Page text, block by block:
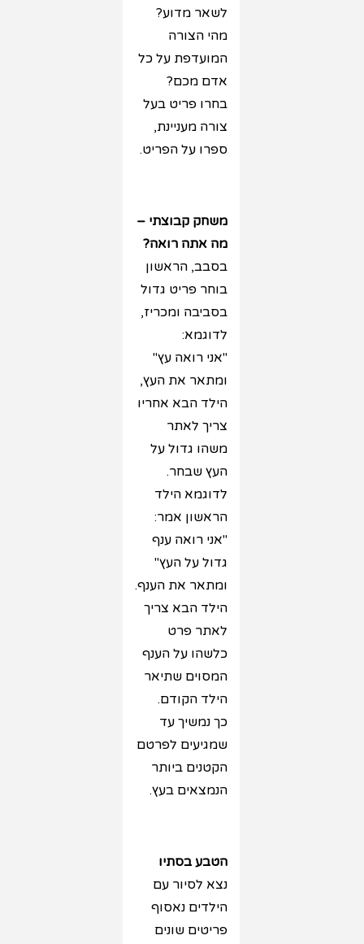
לשאר מדוע?
מהי הצורה
המועדפת על כל
אדם מכם?
בחרו פריט בעל
צורה מעניינת,
ספרו על הפריט.
משחק קבוצתי –
מה אתה רואה?
בסבב, הראשון
בוחר פריט גדול
בסביבה ומכריז,
לדוגמא:
"אני רואה עץ"
ומתאר את העץ,
הילד הבא אחריו
צריך לאתר
משהו גדול על
העץ שבחר.
לדוגמא הילד
הראשון אמר:
"אני רואה ענף
גדול על העץ"
ומתאר את הענף.
הילד הבא צריך
לאתר פרט
כלשהו על הענף
המסוים שתיאר
הילד הקודם.
כך נמשיך עד
שמגיעים לפרטם
הקטנים ביותר
הנמצאים בעץ.
הטבע בסתיו
נצא לסיור עם
הילדים נאסוף
פריטים שונים